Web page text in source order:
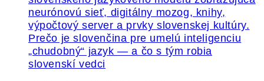
Prečo je slovenčina pre umelú inteligenciu
„chudobný“ jazyk — a čo s tým robia
slovenskí vedci